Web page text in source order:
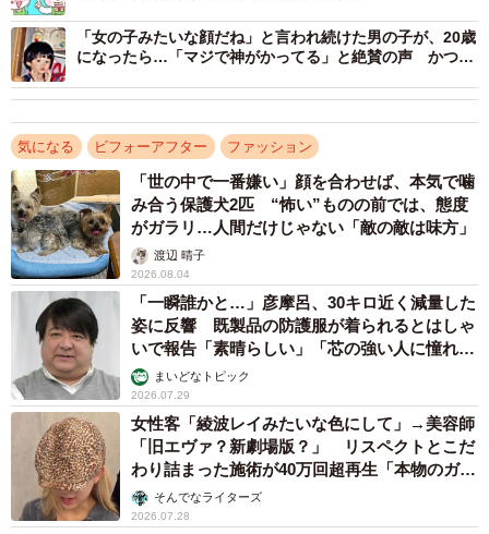
「女の子みたいな顔だね」と言われ続けた男の子が、20歳
になったら…「マジで神がかってる」と絶賛の声 かつて
気になる ビフォーアフター ファッション
「世の中で一番嫌い」顔を合わせば、本気で噛
み合う保護犬2匹 “怖い”ものの前では、態度
がガラリ…人間だけじゃない「敵の敵は味方」
渡辺 晴子
2026.08.04
「一瞬誰かと…」彦摩呂、30キロ近く減量した
姿に反響 既製品の防護服が着られるとはしゃ
いで報告「素晴らしい」「芯の強い人に憧れま
す」まいどなトピック
2026.07.29
女性客「綾波レイみたいな色にして」→美容師
「旧エヴァ？新劇場版？」 リスペクトとこだ
わり詰まった施術が40万回超再生「本物のガチ
勢」そんでなライターズ
2026.07.28